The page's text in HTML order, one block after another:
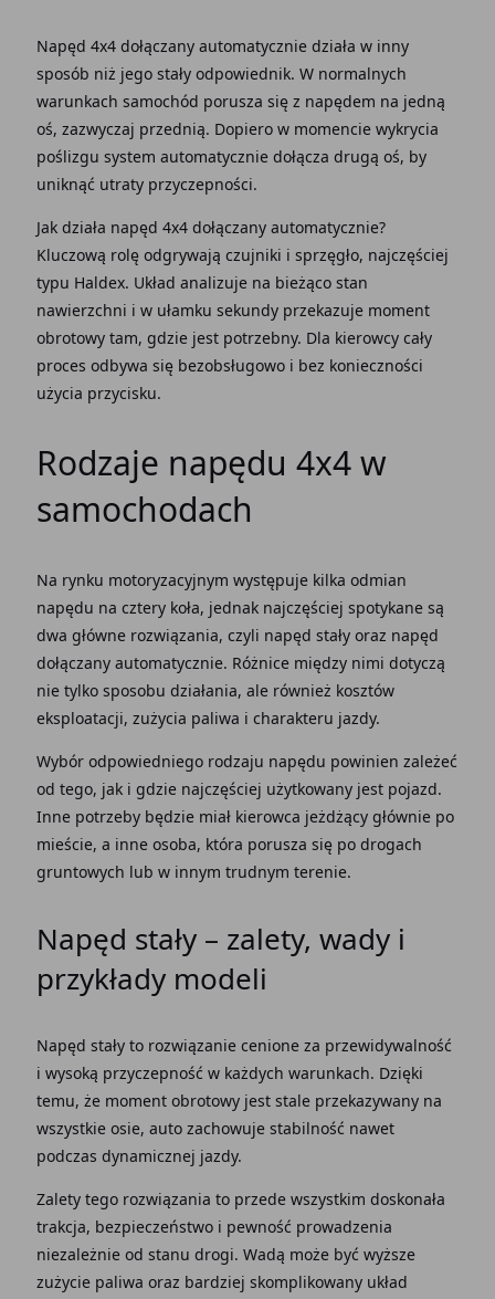
Napęd 4x4 dołączany automatycznie działa w inny
sposób niż jego stały odpowiednik. W normalnych
warunkach samochód porusza się z napędem na jedną
oś, zazwyczaj przednią. Dopiero w momencie wykrycia
poślizgu system automatycznie dołącza drugą oś, by
uniknąć utraty przyczepności.
Jak działa napęd 4x4 dołączany automatycznie?
Kluczową rolę odgrywają czujniki i sprzęgło, najczęściej
typu Haldex. Układ analizuje na bieżąco stan
nawierzchni i w ułamku sekundy przekazuje moment
obrotowy tam, gdzie jest potrzebny. Dla kierowcy cały
proces odbywa się bezobsługowo i bez konieczności
użycia przycisku.
Rodzaje napędu 4x4 w
samochodach
Na rynku motoryzacyjnym występuje kilka odmian
napędu na cztery koła, jednak najczęściej spotykane są
dwa główne rozwiązania, czyli napęd stały oraz napęd
dołączany automatycznie. Różnice między nimi dotyczą
nie tylko sposobu działania, ale również kosztów
eksploatacji, zużycia paliwa i charakteru jazdy.
Wybór odpowiedniego rodzaju napędu powinien zależeć
od tego, jak i gdzie najczęściej użytkowany jest pojazd.
Inne potrzeby będzie miał kierowca jeżdżący głównie po
mieście, a inne osoba, która porusza się po drogach
gruntowych lub w innym trudnym terenie.
Napęd stały – zalety, wady i
przykłady modeli
Napęd stały to rozwiązanie cenione za przewidywalność
i wysoką przyczepność w każdych warunkach. Dzięki
temu, że moment obrotowy jest stale przekazywany na
wszystkie osie, auto zachowuje stabilność nawet
podczas dynamicznej jazdy.
Zalety tego rozwiązania to przede wszystkim doskonała
trakcja, bezpieczeństwo i pewność prowadzenia
niezależnie od stanu drogi. Wadą może być wyższe
zużycie paliwa oraz bardziej skomplikowany układ